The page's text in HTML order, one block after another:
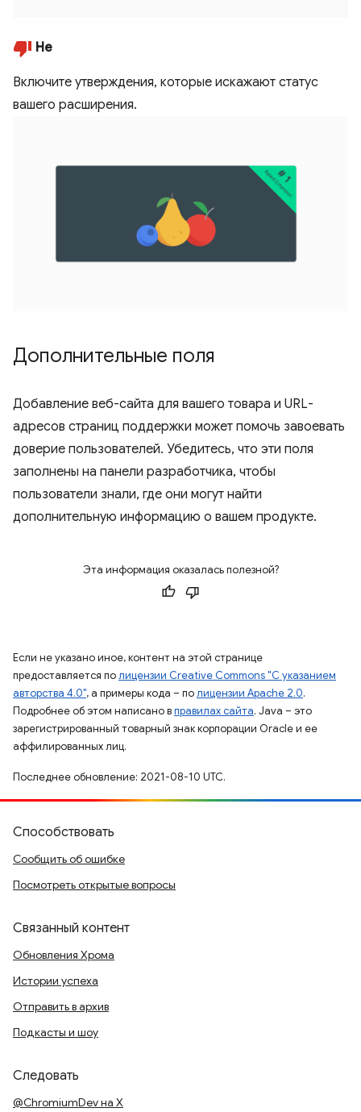
Не
Включите утверждения, которые искажают статус
вашего расширения.
Дополнительные поля
Добавление веб-сайта для вашего товара и URL-
адресов страниц поддержки может помочь завоевать
доверие пользователей. Убедитесь, что эти поля
заполнены на панели разработчика, чтобы
пользователи знали, где они могут найти
дополнительную информацию о вашем продукте.
Эта информация оказалась полезной?
Если не указано иное, контент на этой странице
предоставляется полицензии Creative Commons "С указанием
авторства 4.0", а примеры кода – полицензии Apache 2.0.
Подробнее об этом написано вправилах сайта. Java – это
зарегистрированный товарный знак корпорации Oracle и ее
аффилированных лиц.
Последнее обновление: 2021-08-10 UTC.
Способствовать
Сообщить об ошибке
Посмотреть открытые вопросы
Связанный контент
Обновления Хрома
Истории успеха
Отправить в архив
Подкасты и шоу
Следовать
@ChromiumDev на X